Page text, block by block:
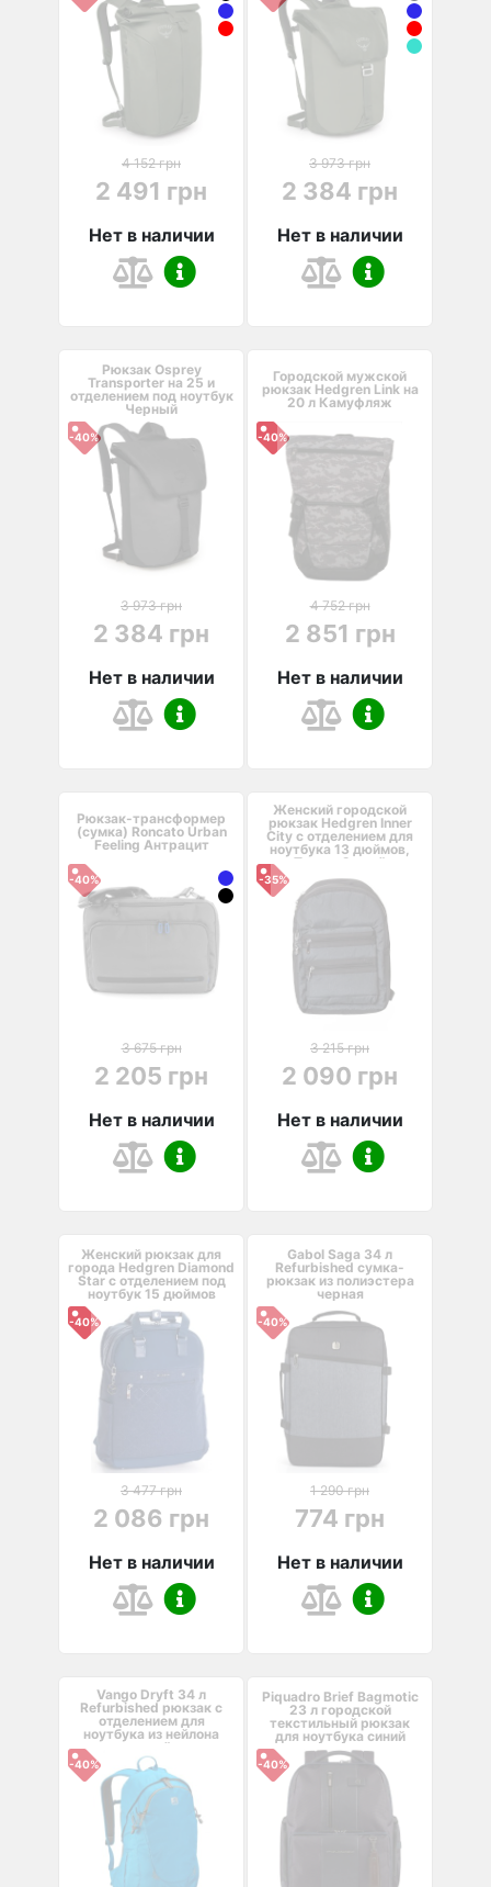
4 152 грн
2 491 грн
Нет в наличии
3 973 грн
2 384 грн
Нет в наличии
Рюкзак Osprey
Transporter на 25 и
отделением под ноутбук
Черный
-40%
3 973 грн
2 384 грн
Нет в наличии
Городской мужской
рюкзак Hedgren Link на
20 л Камуфляж
-40%
4 752 грн
2 851 грн
Нет в наличии
Рюкзак-трансформер
(сумка) Roncato Urban
Feeling Антрацит
-40%
3 675 грн
2 205 грн
Нет в наличии
Женский городской
рюкзак Hedgren Inner
City с отделением для
ноутбука 13 дюймов,
Темно-Серый
-35%
3 215 грн
2 090 грн
Нет в наличии
Женский рюкзак для
города Hedgren Diamond
Star с отделением под
ноутбук 15 дюймов
-40%
3 477 грн
2 086 грн
Нет в наличии
Gabol Saga 34 л
Refurbished сумка-
рюкзак из полиэстера
черная
-40%
1 290 грн
774 грн
Нет в наличии
Vango Dryft 34 л
Refurbished рюкзак с
отделением для
ноутбука из нейлона
синий
-40%
Piquadro Brief Bagmotic
23 л городской
текстильный рюкзак
для ноутбука синий
-40%